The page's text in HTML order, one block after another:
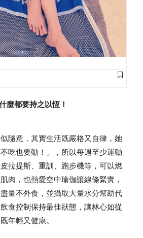
麼都要持之以恆！
隨意，其實生活既嚴格又自律，她
吃也要動！」，所以每週至少運動
拉提斯、重訓、跑步機等，可以燃
肉，也熱愛空中瑜伽讓線條緊實，
量不外食，並攝取大量水分幫助代
食控制保持最佳狀態，讓林心如從
年輕又健康。